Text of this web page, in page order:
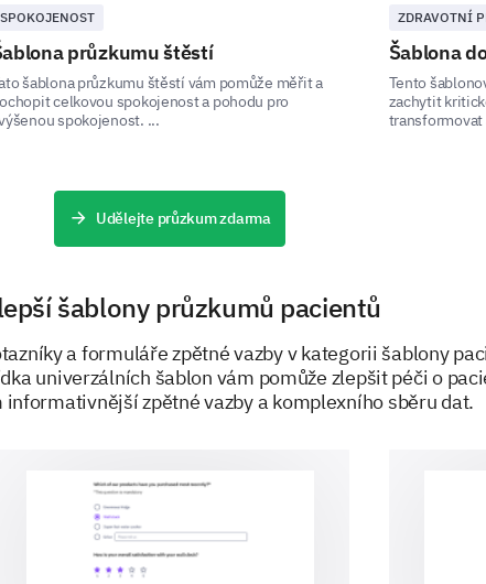
Understanding your family's health history can give us
Please select if any of the following health
family:
Diabetes
Cancer
Arthritis
None of the Above
If not mentioned in the options above, please state
health conditions that run in your family:
SPOKOJENOST
průzkumu štěstí
šablona průzkumu štěstí vám pomůže měřit a
celkovou spokojenost a pohodu pro
spokojenost. ...
ZDRAVOTNÍ
Šablona
Tento
zachytit
transformovat
Udělejte průzkum zdarma
šablony průzkumů pacientů
a formuláře zpětné vazby v kategorii šablony
univerzálních šablon vám pomůže zlepšit péči o
zpětné vazby a komplexního sběru dat.